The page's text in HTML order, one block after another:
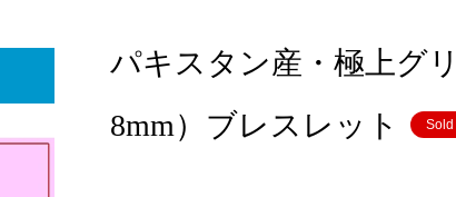
パキスタン産・極上グ
8mm）ブレスレット
Sold